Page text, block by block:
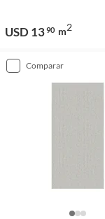
USD 1390 m2
comparar